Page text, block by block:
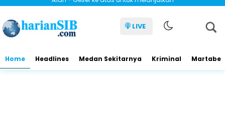
LIVE
Home Headlines Medan Sekitarnya Kriminal Martabe